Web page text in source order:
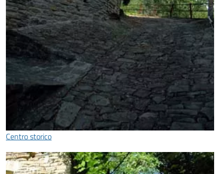
Centro storico